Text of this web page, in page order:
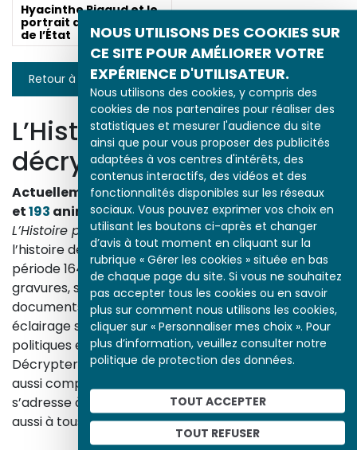
NOUS UTILISONS DES COOKIES SUR
CE SITE POUR AMÉLIORER VOTRE
EXPÉRIENCE D'UTILISATEUR.
Nous utilisons des cookies, y compris des
cookies de nos partenaires pour réaliser des
statistiques et mesurer l'audience du site
ainsi que pour vous proposer des publicités
adaptées à vos centres d'intérêts, des
contenus interactifs, des vidéos et des
fonctionnalités disponibles sur les réseaux
sociaux. Vous pouvez exprimer vos choix en
utilisant les boutons ci-après et changer
d’avis à tout moment en cliquant sur la
rubrique « Gérer les cookies » située en bas
de chaque page du site. Si vous ne souhaitez
pas accepter tous les cookies ou en savoir
plus sur comment nous utilisons les cookies,
cliquer sur « Personnaliser mes choix ». Pour
plus d’information, veuillez consulter notre
politique de protection des données.
TOUT ACCEPTER
TOUT REFUSER
Hyacinthe Rigaud et le
portrait des serviteurs
de l’État
Retour à la liste
L’Histoire par l’image
décrypte l’histoire
Actuellement en ligne3153œuvres,1748études
et193 animations.
L’Histoire par l’imageexplore les événements de
l’histoire de France et les évolutions majeures de la
période 1643-1945. À travers des peintures, dessins,
gravures, sculptures, photographies, affiches,
documents d’archives, nos études proposent un
éclairage sur les réalités sociales, économiques,
politiques et culturelles d’une époque.
Décrypter les images et les événements d’hier, c’est
aussi comprendre ceux d’aujourd’hui. Un site qui
s’adresse à tous, famille, enseignants, élèves… mais
aussi à tous les curieux, amateurs d’art et d’histoire.
En savoir plus sur le projet